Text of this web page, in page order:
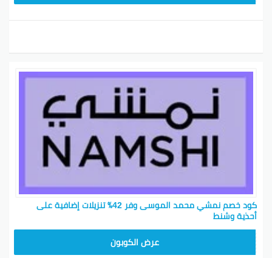
كود خصم نمشي محمد الموسى وفر 42٪ تنزيلات إضافية على
أحذية وشنط
عرض الكوبون